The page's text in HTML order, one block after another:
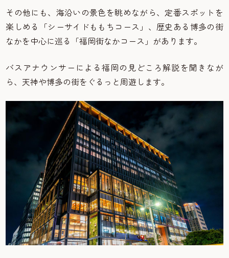
その他にも、海沿いの景色を眺めながら、定番スポットを
楽しめる「シーサイドももちコース」、歴史ある博多の街
なかを中心に巡る「福岡街なかコース」があります。
バスアナウンサーによる福岡の見どころ解説を聞きなが
ら、天神や博多の街をぐるっと周遊します。